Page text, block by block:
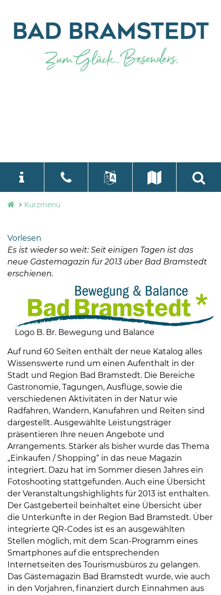
Stadtverwaltung
Bramstedt
Bleeck 15-
24576 Bad
04192-
zentrale@badbramstedt.de
Mo,
Di,
Fr
08
Uhr
Do
08
Uhr
und
14
language
Kurzmenü
Vorlesen
Es ist wieder so weit: Seit einigen Tagen ist das
neue Gästemagazin für 2013 über Bad Bramstedt
erschienen.
Logo B. Br. Bewegung und Balance
Auf rund 60 Seiten enthält der neue Katalog alles
Wissenswerte rund um einen Aufenthalt in der
Stadt und Region Bad Bramstedt. Die Bereiche
Gastronomie, Tagungen, Ausflüge, sowie die
verschiedenen Aktivitäten in der Natur wie
Radfahren, Wandern, Kanufahren und Reiten sind
dargestellt. Ausgewählte Leistungsträger
präsentieren Ihre neuen Angebote und
Arrangements. Stärker als bisher wurde das Thema
„Einkaufen / Shopping“ in das neue Magazin
integriert. Dazu hat im Sommer diesen Jahres ein
Fotoshooting stattgefunden. Auch eine Übersicht
der Veranstaltungshighlights für 2013 ist enthalten.
Der Gastgeberteil beinhaltet eine Übersicht über
die Unterkünfte in der Region Bad Bramstedt. Über
integrierte QR-Codes ist es an ausgewählten
Stellen möglich, mit dem Scan-Programm eines
Smartphones auf die entsprechenden
Internetseiten des Tourismusbüros zu gelangen.
Das Gästemagazin Bad Bramstedt wurde, wie auch
in den Vorjahren, finanziert durch Einnahmen aus